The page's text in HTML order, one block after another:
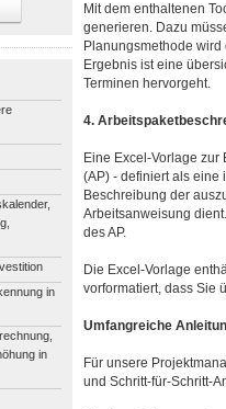
Mit dem enthaltenen
generieren. Dazu
Planungsmethode
Ergebnis ist eine
Terminen hervorgeht.
4.
Eine Excel-Vorlage
(AP) - definiert als eine
Beschreibung der
Arbeitsanweisung
des AP.
Die Excel-Vorlage
vorformatiert, dass Sie
Umfangreiche
Für unsere
und Schritt-für-Schritt-
in
in